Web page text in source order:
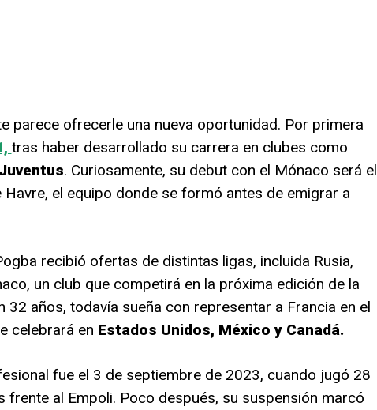
parece ofrecerle una nueva oportunidad. Por primera
tras haber desarrollado su carrera en clubes como
. Curiosamente, su debut con el Mónaco será el
el equipo donde se formó antes de emigrar a
recibió ofertas de distintas ligas, incluida Rusia,
un club que competirá en la próxima edición de la
32 años, todavía sueña con representar a Francia en el
celebrará en Estados Unidos, México y Canadá.
fue el 3 de septiembre de 2023, cuando jugó 28
frente al Empoli. Poco después, su suspensión marcó